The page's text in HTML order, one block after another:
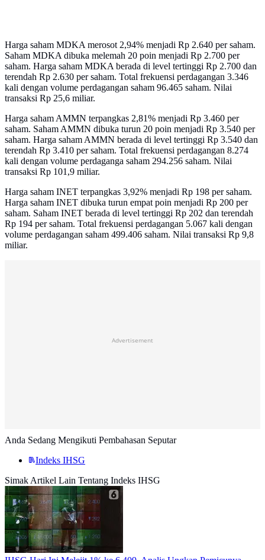
Harga saham MDKA merosot 2,94% menjadi Rp 2.640 per saham.
Saham MDKA dibuka melemah 20 poin menjadi Rp 2.700 per
saham. Harga saham MDKA berada di level tertinggi Rp 2.700 dan
terendah Rp 2.630 per saham. Total frekuensi perdagangan 3.346
kali dengan volume perdagangan saham 96.465 saham. Nilai
transaksi Rp 25,6 miliar.
Harga saham AMMN terpangkas 2,81% menjadi Rp 3.460 per
saham. Saham AMMN dibuka turun 20 poin menjadi Rp 3.540 per
saham. Harga saham AMMN berada di level tertinggi Rp 3.540 dan
terendah Rp 3.410 per saham. Total frekuensi perdagangan 8.274
kali dengan volume perdaganga saham 294.256 saham. Nilai
transaksi Rp 101,9 miliar.
Harga saham INET terpangkas 3,92% menjadi Rp 198 per saham.
Harga saham INET dibuka turun empat poin menjadi Rp 200 per
saham. Saham INET berada di level tertinggi Rp 202 dan terendah
Rp 194 per saham. Total frekuensi perdagangan 5.067 kali dengan
volume perdagangan saham 499.406 saham. Nilai transaksi Rp 9,8
miliar.
Advertisement
Anda Sedang Mengikuti Pembahasan Seputar
Indeks IHSG
Simak Artikel Lain Tentang Indeks IHSG